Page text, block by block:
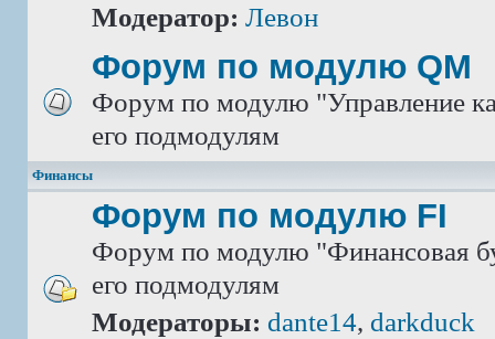
Модератор: Левон
Форум по модулю QM
Форум по модулю "Управление
его подмодулям
Финансы
Форум по модулю FI
Форум по модулю "Финансовая
его подмодулям
Модераторы: dante14, darkduck